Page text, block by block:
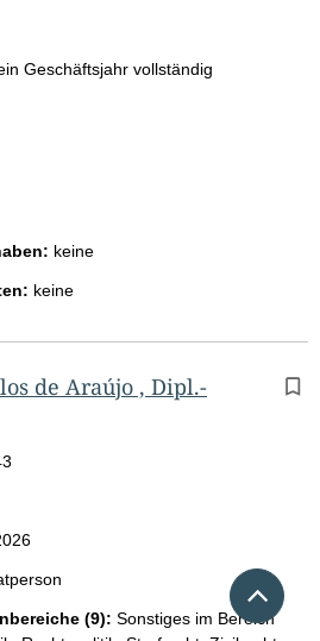
Geschäftsjahr vollständig
keine
keine
de Araújo , Dipl.-
(9): Sonstiges im Bereich